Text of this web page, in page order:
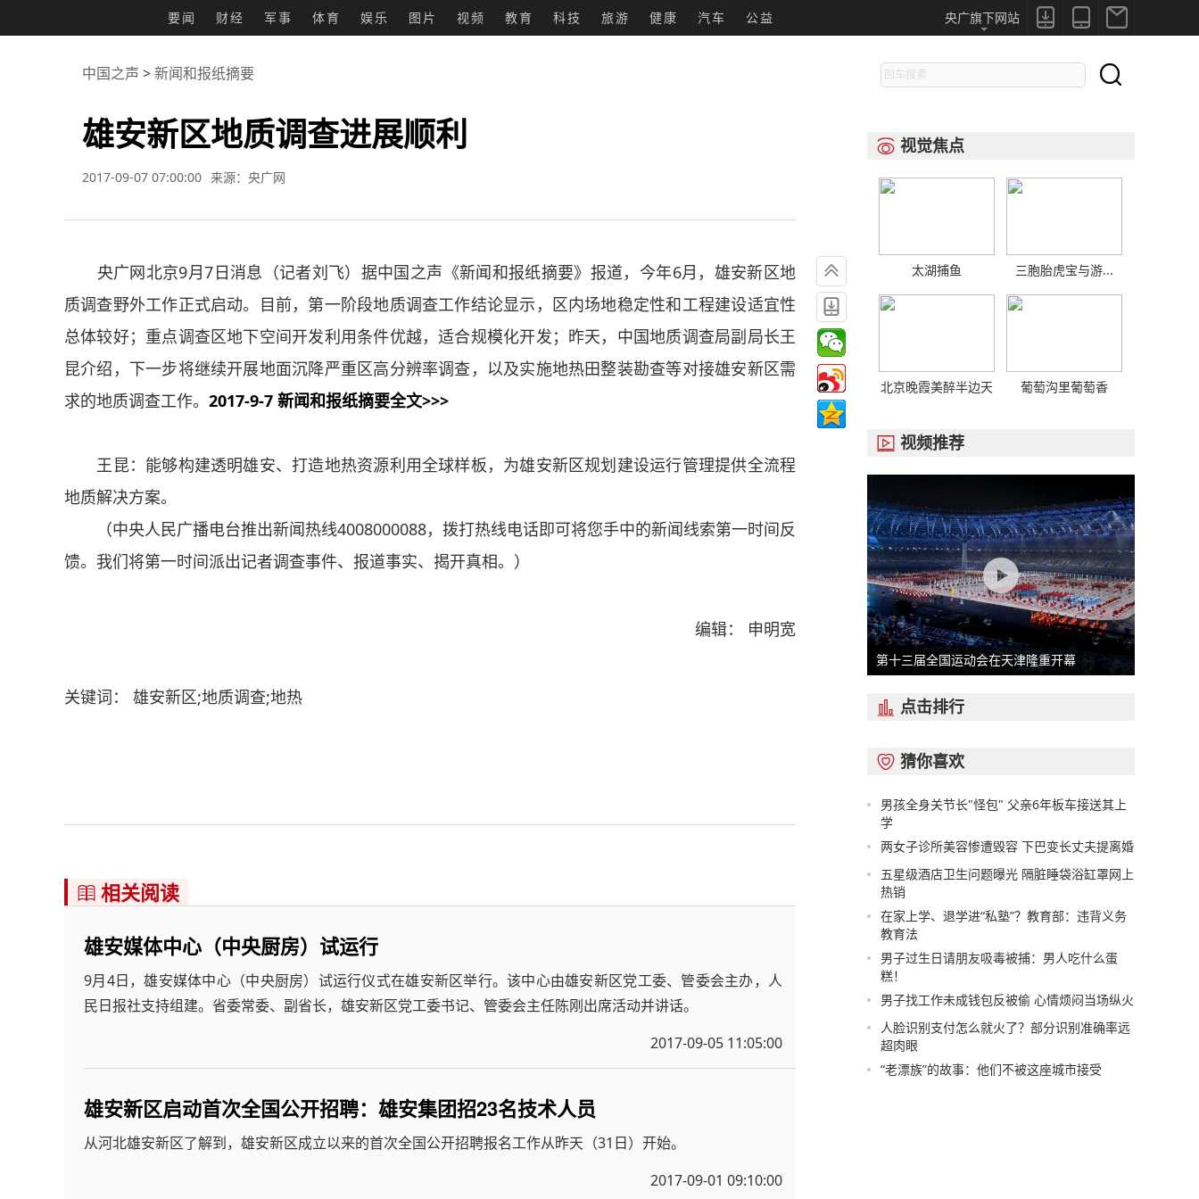
要闻 财经 军事 体育 娱乐 图片 视频 教育 科技 旅游 健康 汽车 公益 


央广旗下网站
中国之声 >新闻和报纸摘要
雄安新区地质调查进展顺利
2017-09-07 07:00:00 来源：央广网
央广网北京9月7日消息（记者刘飞）据中国之声《新闻和报纸摘要》报道，今年6月，雄安新区地
质调查野外工作正式启动。目前，第一阶段地质调查工作结论显示，区内场地稳定性和工程建设适宜性
总体较好；重点调查区地下空间开发利用条件优越，适合规模化开发；昨天，中国地质调查局副局长王
昆介绍，下一步将继续开展地面沉降严重区高分辨率调查，以及实施地热田整装勘查等对接雄安新区需
求的地质调查工作。 2017-9-7 新闻和报纸摘要全文>>>
王昆：能够构建透明雄安、打造地热资源利用全球样板，为雄安新区规划建设运行管理提供全流程
地质解决方案。
（中央人民广播电台推出新闻热线4008000088，拨打热线电话即可将您手中的新闻线索第一时间反
馈。我们将第一时间派出记者调查事件、报道事实、揭开真相。）
编辑： 申明宽
关键词： 雄安新区;地质调查;地热


 相关阅读
雄安媒体中心（中央厨房）试运行
9月4日，雄安媒体中心（中央厨房）试运行仪式在雄安新区举行。该中心由雄安新区党工委、管委会主办，人
民日报社支持组建。省委常委、副省长，雄安新区党工委书记、管委会主任陈刚出席活动并讲话。
2017-09-05 11:05:00
雄安新区启动首次全国公开招聘：雄安集团招23名技术人员
从河北雄安新区了解到，雄安新区成立以来的首次全国公开招聘报名工作从昨天（31日）开始。
2017-09-01 09:10:00

 视觉焦点
太湖捕鱼 三胞胎虎宝与游...
北京晚霞美醉半边天 葡萄沟里葡萄香
 视频推荐
第十三届全国运动会在天津隆重开幕
 点击排行
 猜你喜欢
男孩全身关节长"怪包" 父亲6年板车接送其上
学
两女子诊所美容惨遭毁容 下巴变长丈夫提离婚
五星级酒店卫生问题曝光 隔脏睡袋浴缸罩网上
热销
在家上学、退学进“私塾”？教育部：违背义务
教育法
男子过生日请朋友吸毒被捕：男人吃什么蛋
糕！
男子找工作未成钱包反被偷 心情烦闷当场纵火
人脸识别支付怎么就火了？部分识别准确率远
超肉眼
“老漂族”的故事：他们不被这座城市接受